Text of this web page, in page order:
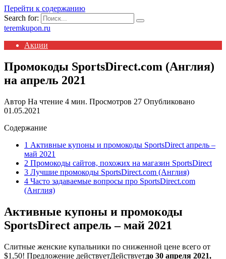
Перейти к содержанию
Search for:
teremkupon.ru
Акции
Промокоды SportsDirect.com (Англия)
на апрель 2021
Автор На чтение 4 мин. Просмотров 27 Опубликовано
01.05.2021
Содержание
1 Активные купоны и промокоды SportsDirect апрель –
май 2021
2 Промокоды сайтов, похожих на магазин SportsDirect
3 Лучшие промокоды SportsDirect.com (Англия)
4 Часто задаваемые вопросы про SportsDirect.com
(Англия)
Активные купоны и промокоды
SportsDirect апрель – май 2021
Слитные женские купальники по сниженной цене всего от
$1,50! Предложение действуетДействуетдо 30 апреля 2021,